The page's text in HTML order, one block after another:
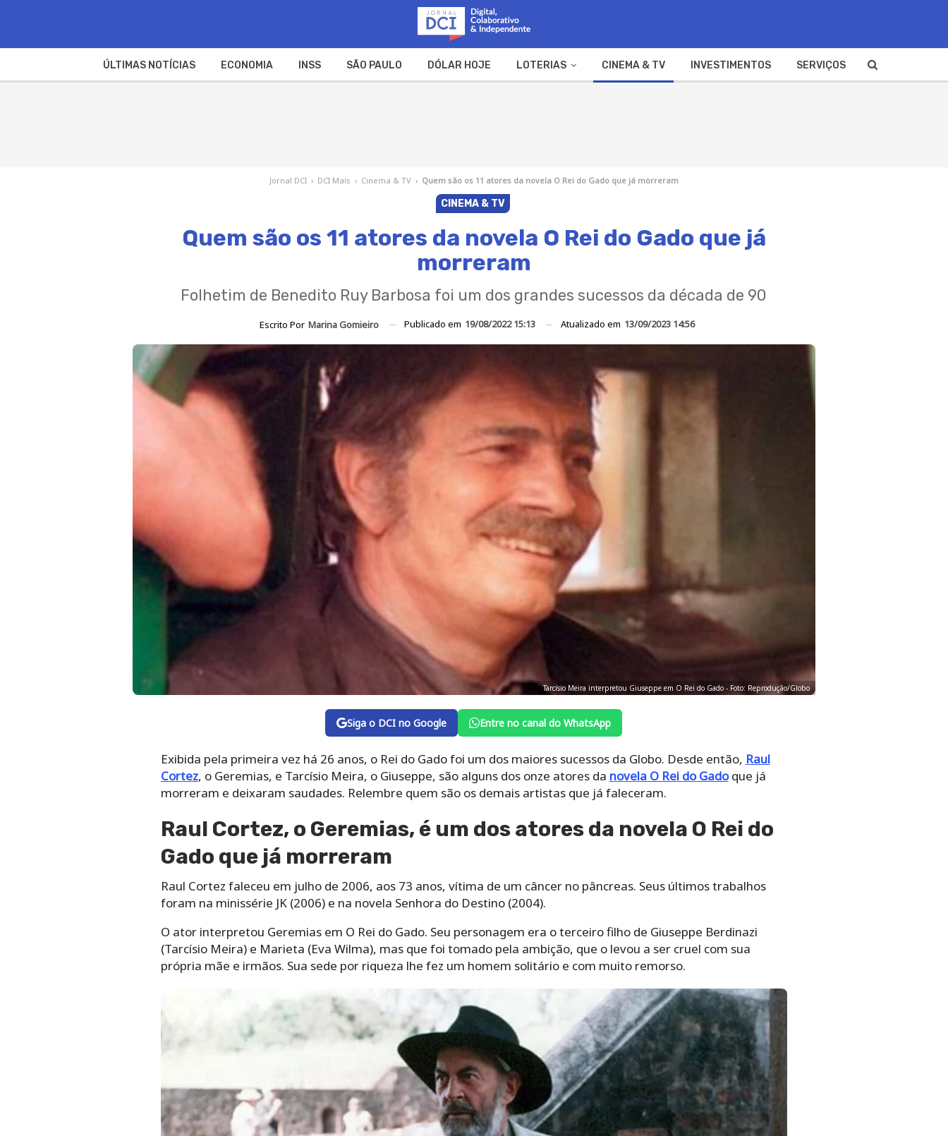
ÚLTIMAS NOTÍCIAS ECONOMIA INSS SÃO PAULO DÓLAR HOJE LOTERIAS CINEMA & TV INVESTIMENTOS SERVIÇOS
Jornal DCI › DCI Mais › Cinema & TV › Quem são os 11 atores da novela O Rei do Gado que já morreram
CINEMA & TV
Quem são os 11 atores da novela O Rei do Gado que já
morreram
Folhetim de Benedito Ruy Barbosa foi um dos grandes sucessos da década de 90
Escrito Por Marina Gomieiro Publicado em 19/08/2022 15:13 Atualizado em 13/09/2023 14:56
Tarcísio Meira interpretou Giuseppe em O Rei do Gado - Foto: Reprodução/Globo
Siga o DCI no Google Entre no canal do WhatsApp
Exibida pela primeira vez há 26 anos, o Rei do Gado foi um dos maiores sucessos da Globo. Desde então, Raul
Cortez, o Geremias, e Tarcísio Meira, o Giuseppe, são alguns dos onze atores da novela O Rei do Gadoque já
morreram e deixaram saudades. Relembre quem são os demais artistas que já faleceram.
Raul Cortez, o Geremias, é um dos atores da novela O Rei do
Gado que já morreram
Raul Cortez faleceu em julho de 2006, aos 73 anos, vítima de um câncer no pâncreas. Seus últimos trabalhos
foram na minissérie JK (2006) e na novela Senhora do Destino (2004).
O ator interpretou Geremias em O Rei do Gado. Seu personagem era o terceiro filho de Giuseppe Berdinazi
(Tarcísio Meira) e Marieta (Eva Wilma), mas que foi tomado pela ambição, que o levou a ser cruel com sua
própria mãe e irmãos. Sua sede por riqueza lhe fez um homem solitário e com muito remorso.